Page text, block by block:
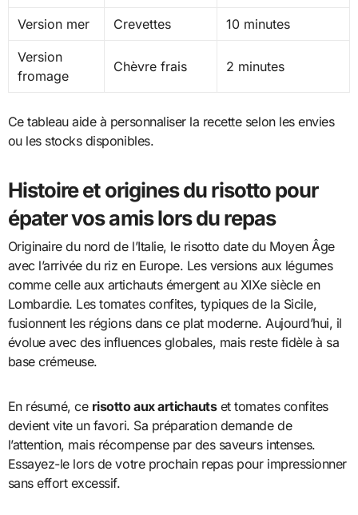
Version mer Crevettes 10 minutes
Version
fromage
Chèvre frais 2 minutes
Ce tableau aide à personnaliser la recette selon les envies
ou les stocks disponibles.
Histoire et origines du risotto pour
épater vos amis lors du repas
Originaire du nord de l’Italie, le risotto date du Moyen Âge
avec l’arrivée du riz en Europe. Les versions aux légumes
comme celle aux artichauts émergent au XIXe siècle en
Lombardie. Les tomates confites, typiques de la Sicile,
fusionnent les régions dans ce plat moderne. Aujourd’hui, il
évolue avec des influences globales, mais reste fidèle à sa
base crémeuse.
En résumé, ce risotto aux artichautset tomates confites
devient vite un favori. Sa préparation demande de
l’attention, mais récompense par des saveurs intenses.
Essayez-le lors de votre prochain repas pour impressionner
sans effort excessif.